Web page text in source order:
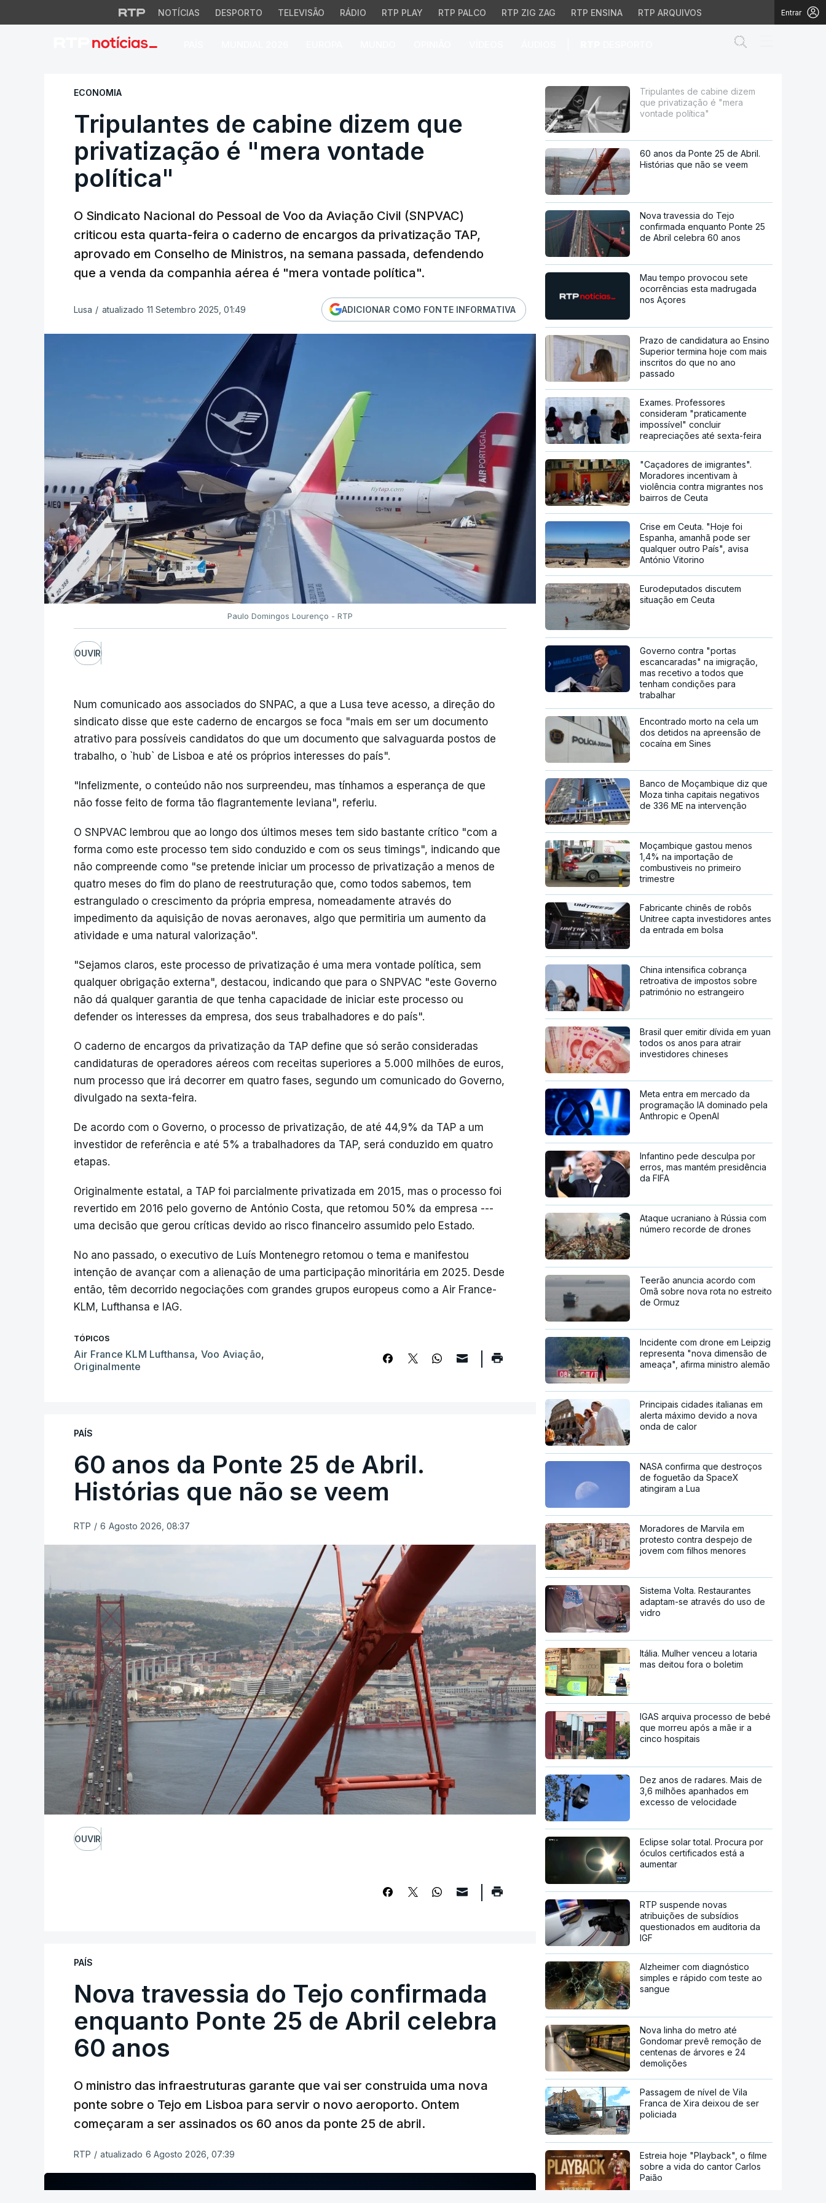
NOTÍCIAS DESPORTO TELEVISÃO RÁDIO RTP PLAY RTP PALCO RTP ZIG ZAG RTP ENSINA RTP ARQUIVOS Entrar
Tripulantes de cabine dizem que privatização é "mera vontade
ECONOMIA
Tripulantes de cabine dizem que
privatização é "mera vontade
política"
O Sindicato Nacional do Pessoal de Voo da Aviação Civil (SNPVAC)
criticou esta quarta-feira o caderno de encargos da privatização TAP,
aprovado em Conselho de Ministros, na semana passada, defendendo
que a venda da companhia aérea é "mera vontade política".
Lusa / atualizado 11 Setembro 2025, 01:49 ADICIONAR COMO FONTE INFORMATIVA
Paulo Domingos Lourenço - RTP
OUVIR
Num comunicado aos associados do SNPAC, a que a Lusa teve acesso, a direção do
sindicato disse que este caderno de encargos se foca "mais em ser um documento
atrativo para possíveis candidatos do que um documento que salvaguarda postos de
trabalho, o `hub` de Lisboa e até os próprios interesses do país".
"Infelizmente, o conteúdo não nos surpreendeu, mas tínhamos a esperança de que
não fosse feito de forma tão flagrantemente leviana", referiu.
O SNPVAC lembrou que ao longo dos últimos meses tem sido bastante crítico "com a
forma como este processo tem sido conduzido e com os seus timings", indicando que
não compreende como "se pretende iniciar um processo de privatização a menos de
quatro meses do fim do plano de reestruturação que, como todos sabemos, tem
estrangulado o crescimento da própria empresa, nomeadamente através do
impedimento da aquisição de novas aeronaves, algo que permitiria um aumento da
atividade e uma natural valorização".
"Sejamos claros, este processo de privatização é uma mera vontade política, sem
qualquer obrigação externa", destacou, indicando que para o SNPVAC "este Governo
não dá qualquer garantia de que tenha capacidade de iniciar este processo ou
defender os interesses da empresa, dos seus trabalhadores e do país".
O caderno de encargos da privatização da TAP define que só serão consideradas
candidaturas de operadores aéreos com receitas superiores a 5.000 milhões de euros,
num processo que irá decorrer em quatro fases, segundo um comunicado do Governo,
divulgado na sexta-feira.
De acordo com o Governo, o processo de privatização, de até 44,9% da TAP a um
investidor de referência e até 5% a trabalhadores da TAP, será conduzido em quatro
etapas.
Originalmente estatal, a TAP foi parcialmente privatizada em 2015, mas o processo foi
revertido em 2016 pelo governo de António Costa, que retomou 50% da empresa ---
uma decisão que gerou críticas devido ao risco financeiro assumido pelo Estado.
No ano passado, o executivo de Luís Montenegro retomou o tema e manifestou
intenção de avançar com a alienação de uma participação minoritária em 2025. Desde
então, têm decorrido negociações com grandes grupos europeus como a Air France-
KLM, Lufthansa e IAG.
TÓPICOS
Air France KLM Lufthansa, Voo Aviação,
Originalmente
PAÍS
60 anos da Ponte 25 de Abril.
Histórias que não se veem
RTP / 6 Agosto 2026, 08:37
OUVIR
PAÍS
Nova travessia do Tejo confirmada
enquanto Ponte 25 de Abril celebra
60 anos
O ministro das infraestruturas garante que vai ser construida uma nova
ponte sobre o Tejo em Lisboa para servir o novo aeroporto. Ontem
começaram a ser assinados os 60 anos da ponte 25 de abril.
RTP / atualizado 6 Agosto 2026, 07:39
Tripulantes de cabine dizem
que privatização é "mera
vontade política"
60 anos da Ponte 25 de Abril.
Histórias que não se veem
Nova travessia do Tejo
confirmada enquanto Ponte 25
de Abril celebra 60 anos
Mau tempo provocou sete
ocorrências esta madrugada
nos Açores
Prazo de candidatura ao Ensino
Superior termina hoje com mais
inscritos do que no ano
passado
Exames. Professores
consideram "praticamente
impossível" concluir
reapreciações até sexta-feira
"Caçadores de imigrantes".
Moradores incentivam à
violência contra migrantes nos
bairros de Ceuta
Crise em Ceuta. "Hoje foi
Espanha, amanhã pode ser
qualquer outro País", avisa
António Vitorino
Eurodeputados discutem
situação em Ceuta
Governo contra "portas
escancaradas" na imigração,
mas recetivo a todos que
tenham condições para
trabalhar
Encontrado morto na cela um
dos detidos na apreensão de
cocaína em Sines
Banco de Moçambique diz que
Moza tinha capitais negativos
de 336 ME na intervenção
Moçambique gastou menos
1,4% na importação de
combustiveis no primeiro
trimestre
Fabricante chinês de robôs
Unitree capta investidores antes
da entrada em bolsa
China intensifica cobrança
retroativa de impostos sobre
património no estrangeiro
Brasil quer emitir dívida em yuan
todos os anos para atrair
investidores chineses
Meta entra em mercado da
programação IA dominado pela
Anthropic e OpenAI
Infantino pede desculpa por
erros, mas mantém presidência
da FIFA
Ataque ucraniano à Rússia com
número recorde de drones
Teerão anuncia acordo com
Omã sobre nova rota no estreito
de Ormuz
Incidente com drone em Leipzig
representa "nova dimensão de
ameaça", afirma ministro alemão
Principais cidades italianas em
alerta máximo devido a nova
onda de calor
NASA confirma que destroços
de foguetão da SpaceX
atingiram a Lua
Moradores de Marvila em
protesto contra despejo de
jovem com filhos menores
Sistema Volta. Restaurantes
adaptam-se através do uso de
vidro
Itália. Mulher venceu a lotaria
mas deitou fora o boletim
IGAS arquiva processo de bebé
que morreu após a mãe ir a
cinco hospitais
Dez anos de radares. Mais de
3,6 milhões apanhados em
excesso de velocidade
Eclipse solar total. Procura por
óculos certificados está a
aumentar
RTP suspende novas
atribuições de subsídios
questionados em auditoria da
IGF
Alzheimer com diagnóstico
simples e rápido com teste ao
sangue
Nova linha do metro até
Gondomar prevê remoção de
centenas de árvores e 24
demolições
Passagem de nível de Vila
Franca de Xira deixou de ser
policiada
Estreia hoje "Playback", o filme
sobre a vida do cantor Carlos
Paião